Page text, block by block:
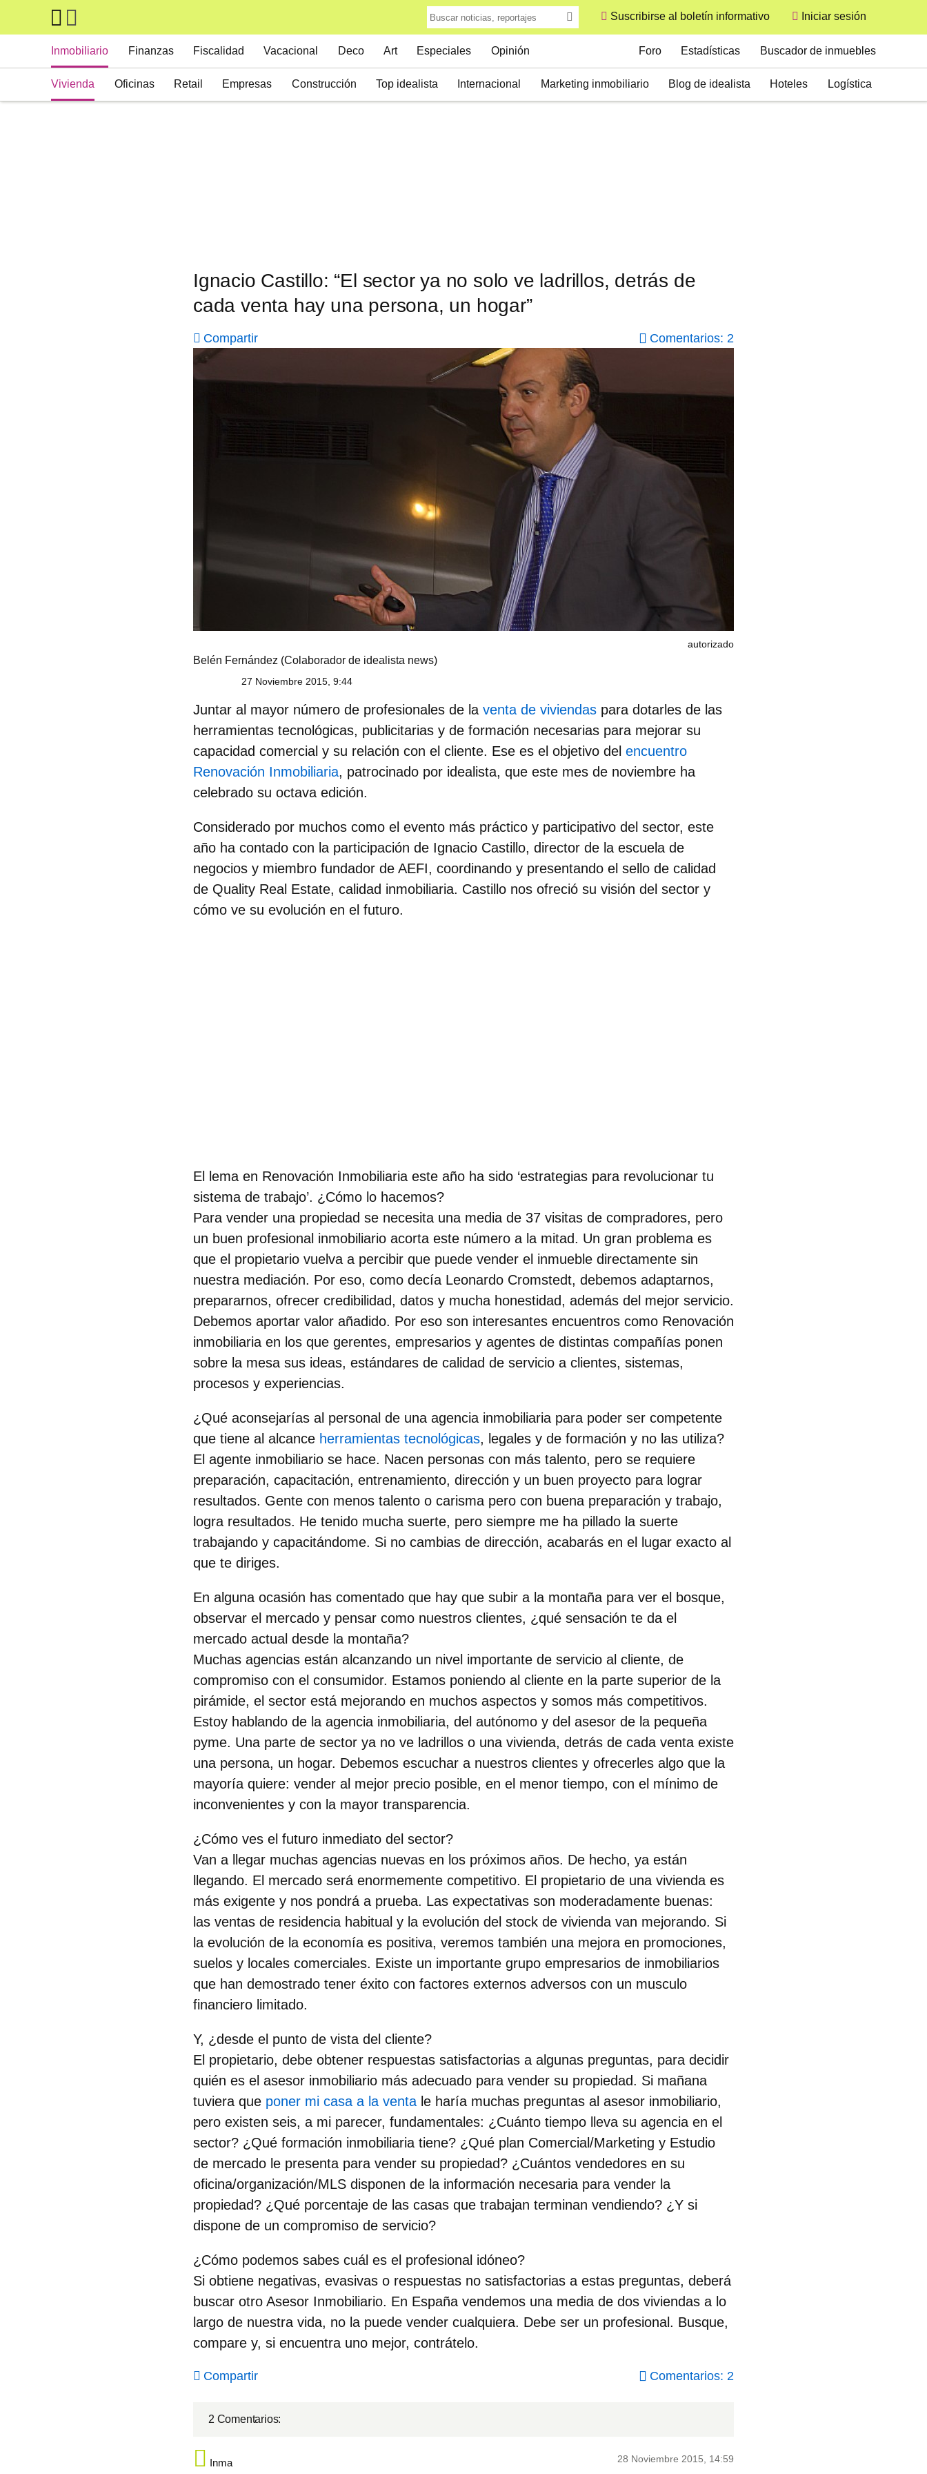
Skip to main content
Suscribirse al boletín informativo
User
Iniciar sesión
Inmobiliario
Vivienda Oficinas Retail Empresas Construcción Top idealista Internacional Marketing inmobiliario Blog de idealista Hoteles Logística
Finanzas Fiscalidad Vacacional Deco Art Especiales Opinión Foro Estadísticas Buscador de inmuebles
Ignacio Castillo: “El sector ya no solo ve ladrillos, detrás de
cada venta hay una persona, un hogar”
Compartir Comentarios: 2
autorizado
Belén Fernández (Colaborador de idealista news)
27 Noviembre 2015, 9:44
Juntar al mayor número de profesionales de la venta de viviendas para dotarles de las
herramientas tecnológicas, publicitarias y de formación necesarias para mejorar su
capacidad comercial y su relación con el cliente. Ese es el objetivo del encuentro
Renovación Inmobiliaria, patrocinado por idealista, que este mes de noviembre ha
celebrado su octava edición.
Considerado por muchos como el evento más práctico y participativo del sector, este
año ha contado con la participación de Ignacio Castillo, director de la escuela de
negocios y miembro fundador de AEFI, coordinando y presentando el sello de calidad
de Quality Real Estate, calidad inmobiliaria. Castillo nos ofreció su visión del sector y
cómo ve su evolución en el futuro.
El lema en Renovación Inmobiliaria este año ha sido ‘estrategias para revolucionar tu
sistema de trabajo’. ¿Cómo lo hacemos?
Para vender una propiedad se necesita una media de 37 visitas de compradores, pero
un buen profesional inmobiliario acorta este número a la mitad. Un gran problema es
que el propietario vuelva a percibir que puede vender el inmueble directamente sin
nuestra mediación. Por eso, como decía Leonardo Cromstedt, debemos adaptarnos,
prepararnos, ofrecer credibilidad, datos y mucha honestidad, además del mejor servicio.
Debemos aportar valor añadido. Por eso son interesantes encuentros como Renovación
inmobiliaria en los que gerentes, empresarios y agentes de distintas compañías ponen
sobre la mesa sus ideas, estándares de calidad de servicio a clientes, sistemas,
procesos y experiencias.
¿Qué aconsejarías al personal de una agencia inmobiliaria para poder ser competente
que tiene al alcance herramientas tecnológicas, legales y de formación y no las utiliza?
El agente inmobiliario se hace. Nacen personas con más talento, pero se requiere
preparación, capacitación, entrenamiento, dirección y un buen proyecto para lograr
resultados. Gente con menos talento o carisma pero con buena preparación y trabajo,
logra resultados. He tenido mucha suerte, pero siempre me ha pillado la suerte
trabajando y capacitándome. Si no cambias de dirección, acabarás en el lugar exacto al
que te diriges.
En alguna ocasión has comentado que hay que subir a la montaña para ver el bosque,
observar el mercado y pensar como nuestros clientes, ¿qué sensación te da el
mercado actual desde la montaña?
Muchas agencias están alcanzando un nivel importante de servicio al cliente, de
compromiso con el consumidor. Estamos poniendo al cliente en la parte superior de la
pirámide, el sector está mejorando en muchos aspectos y somos más competitivos.
Estoy hablando de la agencia inmobiliaria, del autónomo y del asesor de la pequeña
pyme. Una parte de sector ya no ve ladrillos o una vivienda, detrás de cada venta existe
una persona, un hogar. Debemos escuchar a nuestros clientes y ofrecerles algo que la
mayoría quiere: vender al mejor precio posible, en el menor tiempo, con el mínimo de
inconvenientes y con la mayor transparencia.
¿Cómo ves el futuro inmediato del sector?
Van a llegar muchas agencias nuevas en los próximos años. De hecho, ya están
llegando. El mercado será enormemente competitivo. El propietario de una vivienda es
más exigente y nos pondrá a prueba. Las expectativas son moderadamente buenas:
las ventas de residencia habitual y la evolución del stock de vivienda van mejorando. Si
la evolución de la economía es positiva, veremos también una mejora en promociones,
suelos y locales comerciales. Existe un importante grupo empresarios de inmobiliarios
que han demostrado tener éxito con factores externos adversos con un musculo
financiero limitado.
Y, ¿desde el punto de vista del cliente?
El propietario, debe obtener respuestas satisfactorias a algunas preguntas, para decidir
quién es el asesor inmobiliario más adecuado para vender su propiedad. Si mañana
tuviera que poner mi casa a la venta le haría muchas preguntas al asesor inmobiliario,
pero existen seis, a mi parecer, fundamentales: ¿Cuánto tiempo lleva su agencia en el
sector? ¿Qué formación inmobiliaria tiene? ¿Qué plan Comercial/Marketing y Estudio
de mercado le presenta para vender su propiedad? ¿Cuántos vendedores en su
oficina/organización/MLS disponen de la información necesaria para vender la
propiedad? ¿Qué porcentaje de las casas que trabajan terminan vendiendo? ¿Y si
dispone de un compromiso de servicio?
¿Cómo podemos sabes cuál es el profesional idóneo?
Si obtiene negativas, evasivas o respuestas no satisfactorias a estas preguntas, deberá
buscar otro Asesor Inmobiliario. En España vendemos una media de dos viviendas a lo
largo de nuestra vida, no la puede vender cualquiera. Debe ser un profesional. Busque,
compare y, si encuentra uno mejor, contrátelo.
Compartir Comentarios: 2
2 Comentarios:
Inma 28 Noviembre 2015, 14:59